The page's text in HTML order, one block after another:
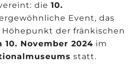
die10.
Event, das
der fränkischen
10. November 2024 im
statt.